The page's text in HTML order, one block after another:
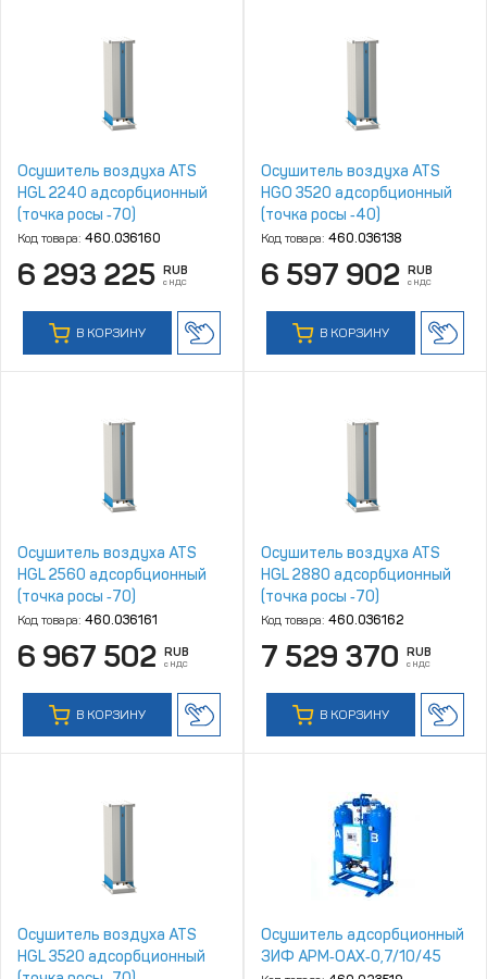
Осушитель воздуха ATS
HGL 2240 адсорбционный
(точка росы ‑70)
Код товара: 460.036160
6 293 225 RUB
с НДС
В КОРЗИНУ
Осушитель воздуха ATS
HGO 3520 адсорбционный
(точка росы ‑40)
Код товара: 460.036138
6 597 902 RUB
с НДС
В КОРЗИНУ
Осушитель воздуха ATS
HGL 2560 адсорбционный
(точка росы ‑70)
Код товара: 460.036161
6 967 502 RUB
с НДС
В КОРЗИНУ
Осушитель воздуха ATS
HGL 2880 адсорбционный
(точка росы ‑70)
Код товара: 460.036162
7 529 370 RUB
с НДС
В КОРЗИНУ
Осушитель воздуха ATS
HGL 3520 адсорбционный
Осушитель адсорбционный
ЗИФ АРМ‑ОАХ‑0,7/10/45